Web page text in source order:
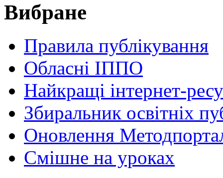
Вибране
Правила публікування
Обласні ІППО
Найкращі інтернет-
Збиральник освітніх
Оновлення
Cмішне на уроках